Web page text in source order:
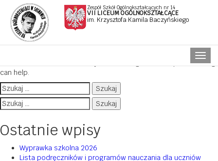
Zespół Szkół Ogólnokształcących nr 14
VII LICEUM OGÓLNOKSZTAŁCĄCE
im. Krzysztofa Kamila Baczyńskiego
Nothing Found
It seems we can’t find what you’re looking for. Perhaps searching
can help.
Szukaj:
Szukaj:
Ostatnie wpisy
Wyprawka szkolna 2026
Lista podręczników i programów nauczania dla uczniów